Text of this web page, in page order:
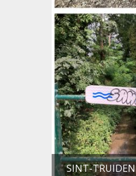
SINT-TRUIDEN